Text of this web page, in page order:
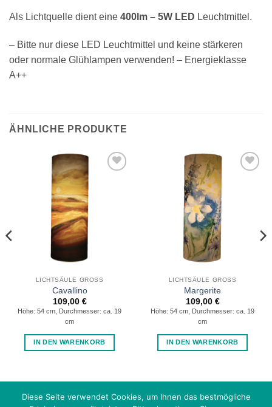
Als Lichtquelle dient eine 400lm – 5W LED Leuchtmittel.
– Bitte nur diese LED Leuchtmittel und keine stärkeren
oder normale Glühlampen verwenden! – Energieklasse
A++
ÄHNLICHE PRODUKTE
Wunschliste
LICHTSÄULE GROSS
Cavallino
109,00 €
Höhe: 54 cm, Durchmesser: ca. 19
cm
IN DEN WARENKORB
Wunschliste
LICHTSÄULE GROSS
Margerite
109,00 €
Höhe: 54 cm, Durchmesser: ca. 19
cm
IN DEN WARENKORB
Visa PayPal Stripe MasterCard
Diese Seite verwendet Cookies, um Ihnen das bestmögliche